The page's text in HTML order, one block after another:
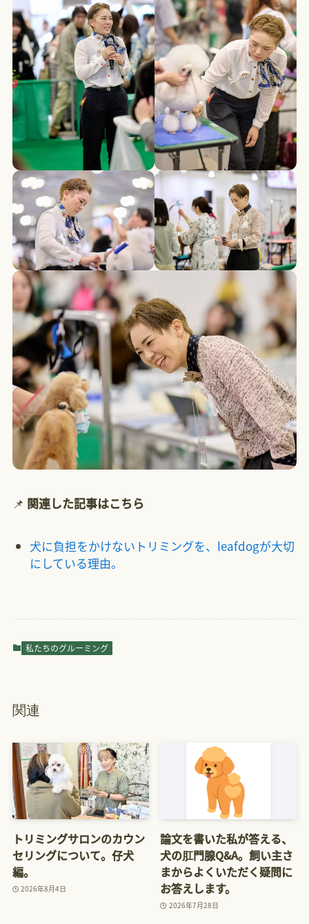
📌 関連した記事はこちら
犬に負担をかけないトリミングを、leafdogが大切
にしている理由。
私たちのグルーミング
関連
トリミングサロンのカウン
セリングについて。仔犬
編。
2026年8月4日
論文を書いた私が答える、
犬の肛門腺Q&A。飼い主さ
まからよくいただく疑問に
お答えします。
2026年7月28日